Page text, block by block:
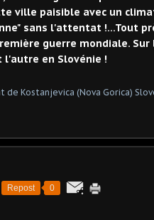
ville paisible avec un
sans l'attentat !...Tout
guerre mondiale. Sur
en Slovénie !
Repost 0